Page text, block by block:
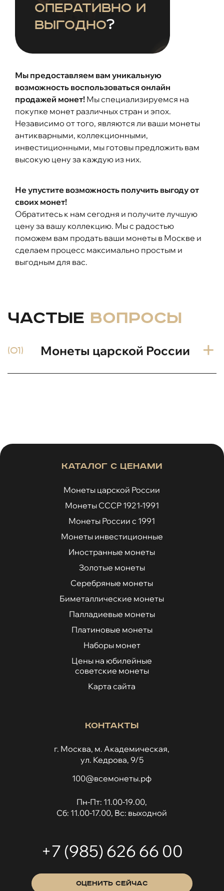
оперативно и
выгодно?
Мы предоставляем вам уникальную
возможность воспользоваться онлайн
продажей монет! Мы специализируемся на
покупке монет различных стран и эпох.
Независимо от того, являются ли ваши монеты
антикварными, коллекционными,
инвестиционными, мы готовы предложить вам
высокую цену за каждую из них.
Не упустите возможность получить выгоду от
своих монет!
Обратитесь к нам сегодня и получите лучшую
цену за вашу коллекцию. Мы с радостью
поможем вам продать ваши монеты в Москве и
сделаем процесс максимально простым и
выгодным для вас.
Частые вопросы
(01) Монеты царской России
It was popularised in the 1960s with the release of
publishing software like Aldus PageMaker
including versions of Lorem Ipsum.
Каталог с ценами
Монеты царской России
Монеты СССР 1921-1991
Монеты России с 1991
Монеты инвестиционные
Иностранные монеты
Золотые монеты
Серебряные монеты
Биметаллические монеты
Палладиевые монеты
Платиновые монеты
Наборы монет
Цены на юбилейные
советские монеты
Карта сайта
Контакты
г. Москва, м. Академическая,
ул. Кедрова, 9/5
100@всемонеты.рф
Пн-Пт: 11.00-19.00,
Сб: 11.00-17.00, Вс: выходной
+7 (985) 626 66 00
ОЦЕНИТЬ СЕЙЧАС